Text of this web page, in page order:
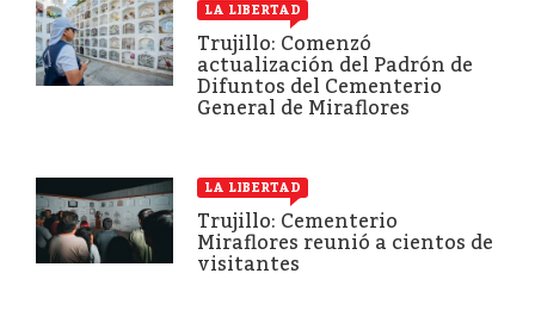
LA LIBERTAD
Trujillo: Comenzó
actualización del Padrón de
Difuntos del Cementerio
General de Miraflores
LA LIBERTAD
Trujillo: Cementerio
Miraflores reunió a cientos de
visitantes